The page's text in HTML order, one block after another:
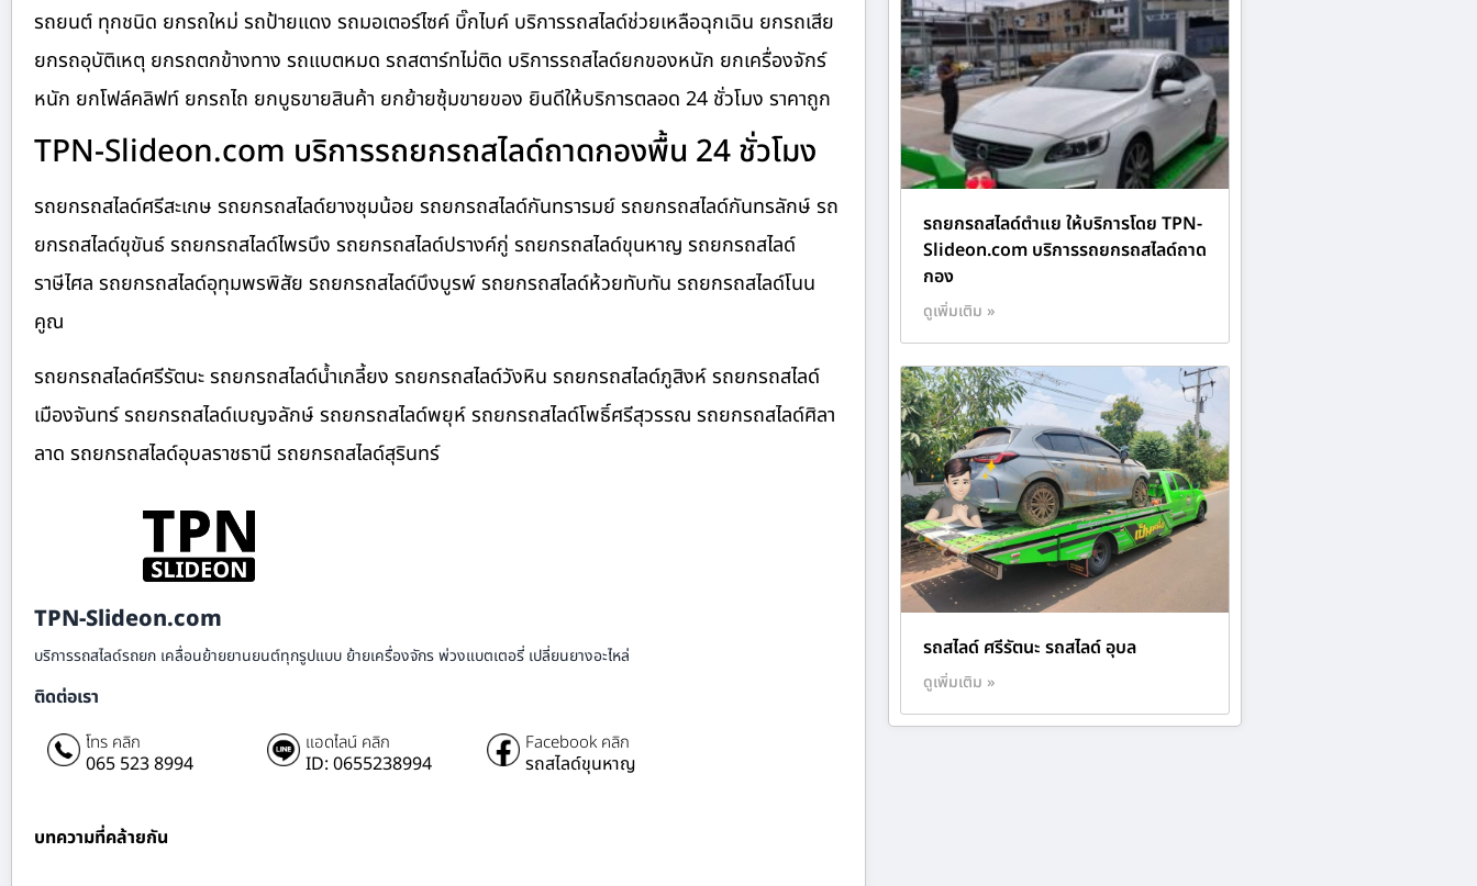
รถยนต์ ทุกชนิด ยกรถใหม่ รถป้ายแดง รถมอเตอร์ไซค์ บิ๊กไบค์ บริการรถสไลด์ช่วยเหลือฉุกเฉิน ยกรถเสีย
ยกรถอุบัติเหตุ ยกรถตกข้างทาง รถแบตหมด รถสตาร์ทไม่ติด บริการรถสไลด์ยกของหนัก ยกเครื่องจักร์
หนัก ยกโฟล์คลิฟท์ ยกรถไถ ยกบูธขายสินค้า ยกย้ายซุ้มขายของ ยินดีให้บริการตลอด 24 ชั่วโมง ราคาถูก
TPN-Slideon.com บริการรถยกรถสไลด์ถาดกองพื้น 24 ชั่วโมง
รถยกรถสไลด์ศรีสะเกษ รถยกรถสไลด์ยางชุมน้อย รถยกรถสไลด์กันทรารมย์ รถยกรถสไลด์กันทรลักษ์ รถ
ยกรถสไลด์ขุขันธ์ รถยกรถสไลด์ไพรบึง รถยกรถสไลด์ปรางค์กู่ รถยกรถสไลด์ขุนหาญ รถยกรถสไลด์
ราษีไศล รถยกรถสไลด์อุทุมพรพิสัย รถยกรถสไลด์บึงบูรพ์ รถยกรถสไลด์ห้วยทับทัน รถยกรถสไลด์โนน
คูณ
รถยกรถสไลด์ศรีรัตนะ รถยกรถสไลด์น้ำเกลี้ยง รถยกรถสไลด์วังหิน รถยกรถสไลด์ภูสิงห์ รถยกรถสไลด์
เมืองจันทร์ รถยกรถสไลด์เบญจลักษ์ รถยกรถสไลด์พยุห์ รถยกรถสไลด์โพธิ์ศรีสุวรรณ รถยกรถสไลด์ศิลา
ลาด รถยกรถสไลด์อุบลราชธานี รถยกรถสไลด์สุรินทร์
TPN-Slideon.com
บริการรถสไลด์รถยก เคลื่อนย้ายยานยนต์ทุกรูปแบบ ย้ายเครื่องจักร พ่วงแบตเตอรี่ เปลี่ยนยางอะไหล่
ติดต่อเรา
โทร คลิก
065 523 8994
แอดไลน์ คลิก
ID: 0655238994
Facebook คลิก
รถสไลด์ขุนหาญ
บทความที่คล้ายกัน
รถยกรถสไลด์ตำแย ให้บริการโดย TPN-
Slideon.com บริการรถยกรถสไลด์ถาด
กอง
ดูเพิ่มเติม »
รถสไลด์ ศรีรัตนะ รถสไลด์ อุบล
ดูเพิ่มเติม »